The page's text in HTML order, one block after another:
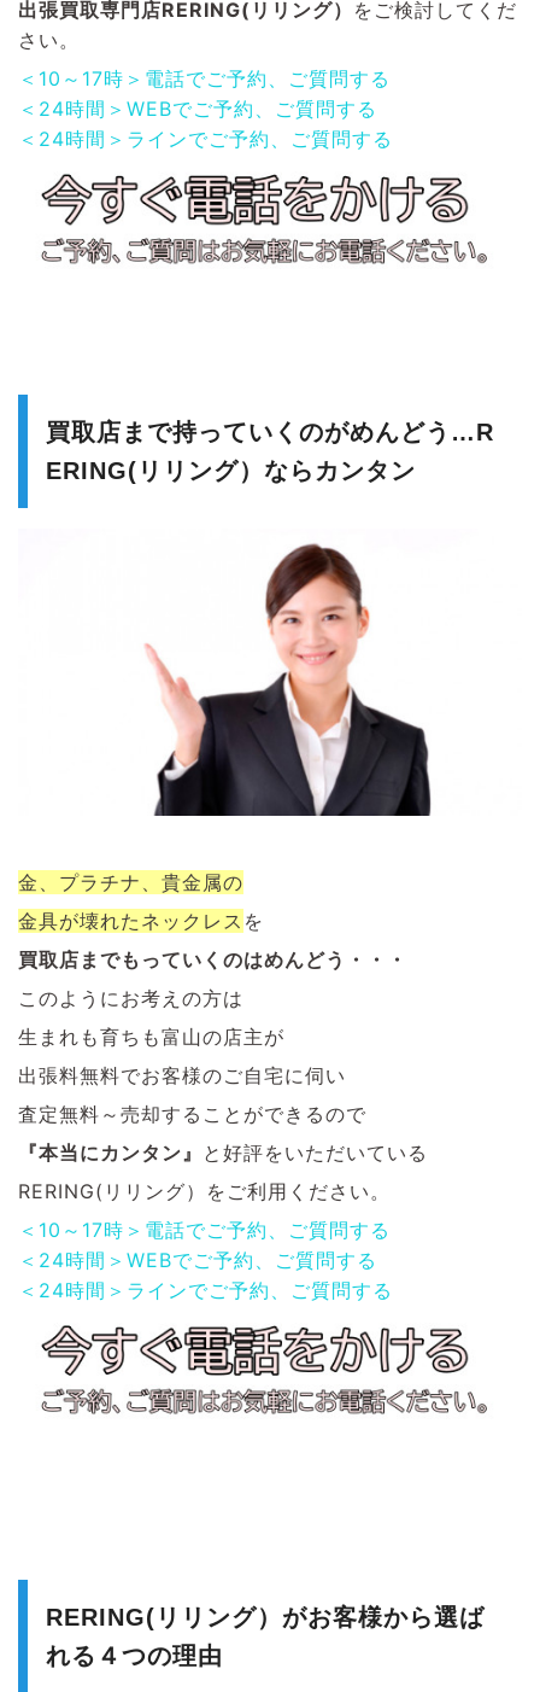
出張買取専門店RERING(リリング） をご検討してくだ
さい。
＜10～17時＞電話でご予約、ご質問する
＜24時間＞WEBでご予約、ご質問する
＜24時間＞ラインでご予約、ご質問する
買取店まで持っていくのがめんどう…R
ERING(リリング）ならカンタン
金、プラチナ、貴金属の
金具が壊れたネックレス を
買取店までもっていくのはめんどう・・・
このようにお考えの方は
生まれも育ちも富山の店主が
出張料無料でお客様のご自宅に伺い
査定無料～売却することができるので
『本当にカンタン』 と好評をいただいている
RERING(リリング）をご利用ください。
＜10～17時＞電話でご予約、ご質問する
＜24時間＞WEBでご予約、ご質問する
＜24時間＞ラインでご予約、ご質問する
RERING(リリング）がお客様から選ば
れる４つの理由